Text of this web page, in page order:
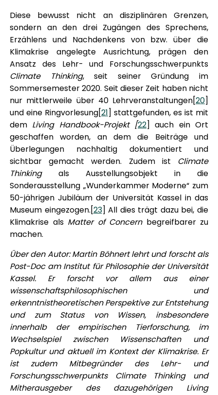
Diese bewusst nicht an disziplinären Grenzen,
sondern an den drei Zugängen des Sprechens,
Erzählens und Nachdenkens von bzw. über die
Klimakrise angelegte Ausrichtung, prägen den
Ansatz des Lehr- und Forschungsschwerpunkts
Climate Thinking, seit seiner Gründung im
Sommersemester 2020. Seit dieser Zeit haben nicht
nur mittlerweile über 40 Lehrveranstaltungen[20]
und eine Ringvorlesung[21] stattgefunden, es ist mit
dem Living Handbook-Projekt [22] auch ein Ort
geschaffen worden, an dem die Beiträge und
Überlegungen nachhaltig dokumentiert und
sichtbar gemacht werden. Zudem ist Climate
Thinkingals Ausstellungsobjekt in die
Sonderausstellung „Wunderkammer Moderne“ zum
50-jährigen Jubiläum der Universität Kassel in das
Museum eingezogen.[23] All dies trägt dazu bei, die
Klimakrise als Matter of Concernbegreifbarer zu
machen.
Über den Autor: Martin Böhnert lehrt und forscht als
Post-Doc am Institut für Philosophie der Universität
Kassel. Er forscht vor allem aus einer
wissenschaftsphilosophischen und
erkenntnistheoretischen Perspektive zur Entstehung
und zum Status von Wissen, insbesondere
innerhalb der empirischen Tierforschung, im
Wechselspiel zwischen Wissenschaften und
Popkultur und aktuell im Kontext der Klimakrise. Er
ist zudem Mitbegründer des Lehr- und
Forschungsschwerpunkts Climate Thinking und
Mitherausgeber des dazugehörigen Living